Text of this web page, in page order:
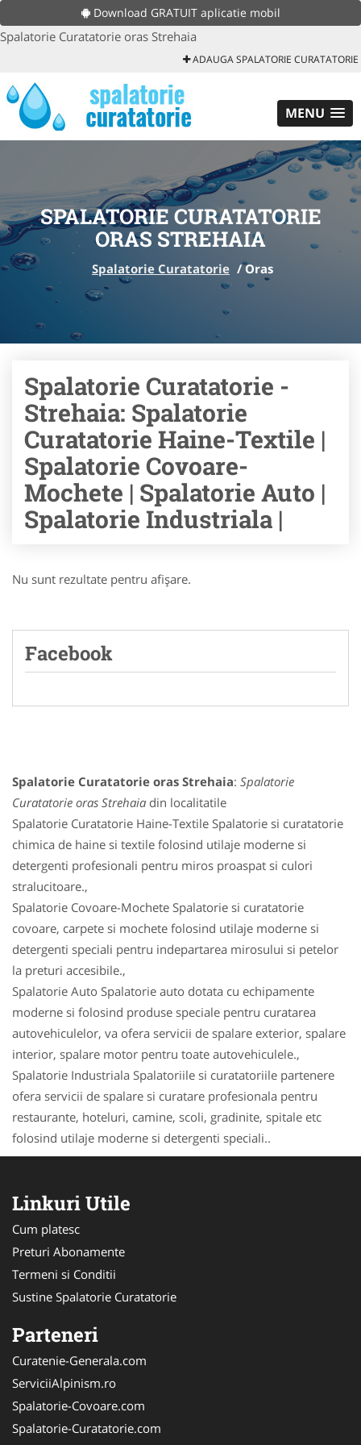
Download GRATUIT aplicatie mobil
Spalatorie Curatatorie oras Strehaia
ADAUGA SPALATORIE CURATATORIE
MENU
SPALATORIE CURATATORIE
ORAS STREHAIA
Spalatorie Curatatorie /Oras
Spalatorie Curatatorie -
Strehaia: Spalatorie
Curatatorie Haine-Textile |
Spalatorie Covoare-
Mochete | Spalatorie Auto |
Spalatorie Industriala |
Nu sunt rezultate pentru afişare.
Facebook
Spalatorie Curatatorie oras Strehaia: Spalatorie
Curatatorie oras Strehaia din localitatile
Spalatorie Curatatorie Haine-Textile Spalatorie si curatatorie
chimica de haine si textile folosind utilaje moderne si
detergenti profesionali pentru miros proaspat si culori
stralucitoare.,
Spalatorie Covoare-Mochete Spalatorie si curatatorie
covoare, carpete si mochete folosind utilaje moderne si
detergenti speciali pentru indepartarea mirosului si petelor
la preturi accesibile.,
Spalatorie Auto Spalatorie auto dotata cu echipamente
moderne si folosind produse speciale pentru curatarea
autovehiculelor, va ofera servicii de spalare exterior, spalare
interior, spalare motor pentru toate autovehiculele.,
Spalatorie Industriala Spalatoriile si curatatoriile partenere
ofera servicii de spalare si curatare profesionala pentru
restaurante, hoteluri, camine, scoli, gradinite, spitale etc
folosind utilaje moderne si detergenti speciali..
Linkuri Utile
Cum platesc
Preturi Abonamente
Termeni si Conditii
Sustine Spalatorie Curatatorie
Parteneri
Curatenie-Generala.com
ServiciiAlpinism.ro
Spalatorie-Covoare.com
Spalatorie-Curatatorie.com